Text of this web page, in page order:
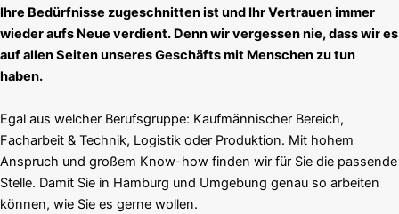
Ihre Bedürfnisse zugeschnitten ist und Ihr Vertrauen immer
wieder aufs Neue verdient. Denn wir vergessen nie, dass wir es
auf allen Seiten unseres Geschäfts mit Menschen zu tun
haben.
Egal aus welcher Berufsgruppe: Kaufmännischer Bereich,
Facharbeit & Technik, Logistik oder Produktion. Mit hohem
Anspruch und großem Know-how finden wir für Sie die passende
Stelle. Damit Sie in Hamburg und Umgebung genau so arbeiten
können, wie Sie es gerne wollen.